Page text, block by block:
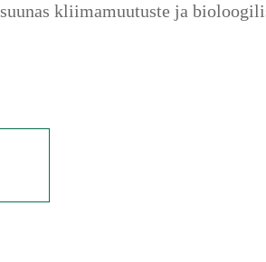
kliimamuutuste ja